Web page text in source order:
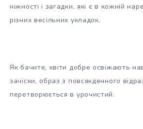
ніжності і загадки, які є в кожній
різних весільних укладок.
Як бачите, квіти добре освіжають
зачіски, образ з повсякденного
перетворюється в урочистий.